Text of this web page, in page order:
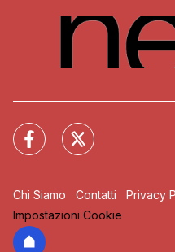
Chi Siamo Contatti Privacy
Impostazioni Cookie